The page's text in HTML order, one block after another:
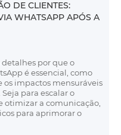
DE CLIENTES:
WHATSAPP APÓS A
por que o
é essencial, como
impactos mensuráveis
para escalar o
otimizar a comunicação,
para aprimorar o